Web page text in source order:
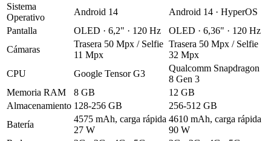
Sistema
Operativo
Android 14
Android 14 · HyperOS
Pantalla
OLED · 6,2" · 120 Hz
OLED · 6,36" · 120 Hz
Cámaras
Trasera 50 Mpx / Selfie
11 Mpx
Trasera 50 Mpx / Selfie
32 Mpx
CPU
Google Tensor G3
Qualcomm Snapdragon
8 Gen 3
Memoria RAM
8 GB
12 GB
Almacenamiento 128-256 GB
256-512 GB
Batería
4575 mAh, carga rápida
27 W
4610 mAh, carga rápida
90 W